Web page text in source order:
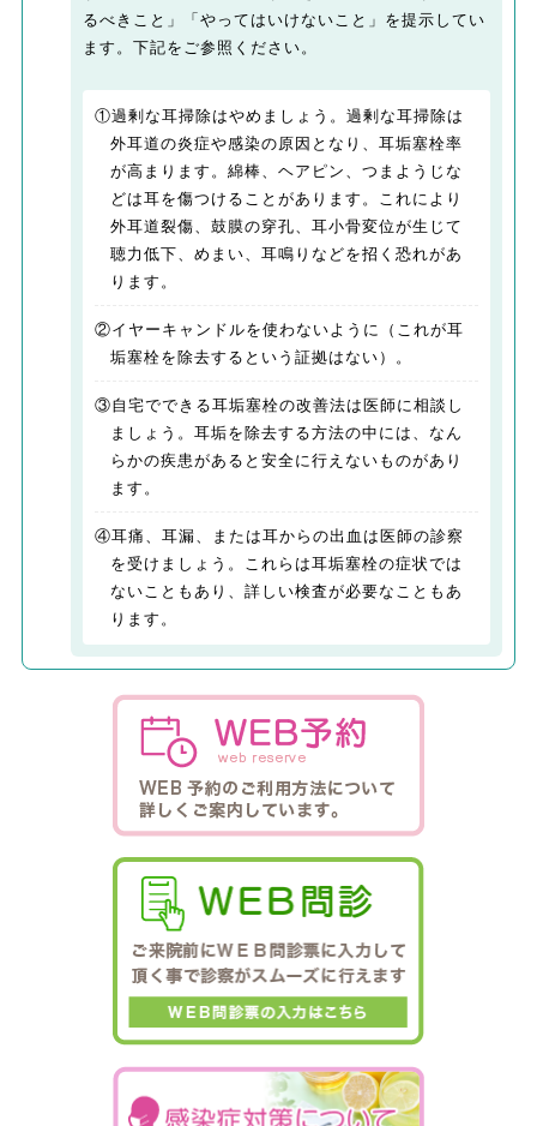
るべきこと」「やってはいけないこと」を提示してい
ます。下記をご参照ください。
①過剰な耳掃除はやめましょう。過剰な耳掃除は
外耳道の炎症や感染の原因となり、耳垢塞栓率
が高まります。綿棒、ヘアピン、つまようじな
どは耳を傷つけることがあります。これにより
外耳道裂傷、鼓膜の穿孔、耳小骨変位が生じて
聴力低下、めまい、耳鳴りなどを招く恐れがあ
ります。
②イヤーキャンドルを使わないように（これが耳
垢塞栓を除去するという証拠はない）。
③自宅でできる耳垢塞栓の改善法は医師に相談し
ましょう。耳垢を除去する方法の中には、なん
らかの疾患があると安全に行えないものがあり
ます。
④耳痛、耳漏、または耳からの出血は医師の診察
を受けましょう。これらは耳垢塞栓の症状では
ないこともあり、詳しい検査が必要なこともあ
ります。